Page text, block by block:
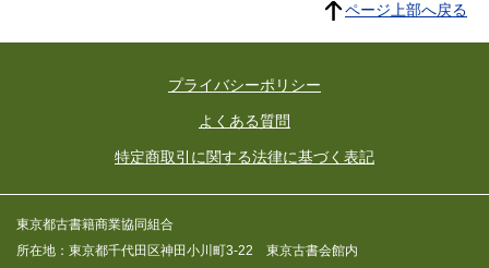
ページ上部へ戻る
プライバシーポリシー
よくある質問
特定商取引に関する法律に基づく表記
東京都古書籍商業協同組合
所在地：東京都千代田区神田小川町3-22 東京古書会館内